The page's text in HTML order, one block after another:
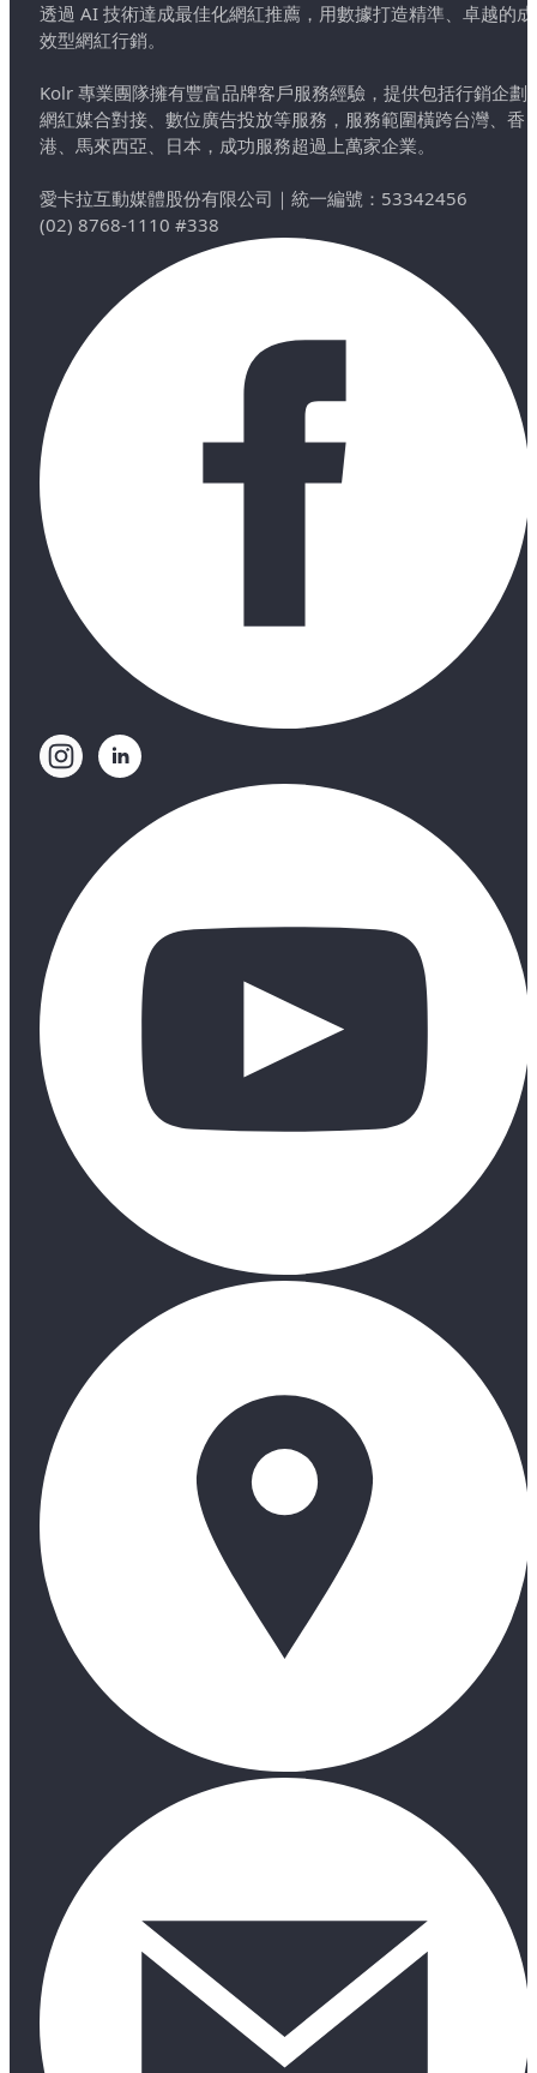
透過 AI 技術達成最佳化網紅推薦，用數據打造精準、卓越的成
效型網紅行銷。
Kolr 專業團隊擁有豐富品牌客戶服務經驗，提供包括行銷企劃
網紅媒合對接、數位廣告投放等服務，服務範圍橫跨台灣、香
港、馬來西亞、日本，成功服務超過上萬家企業。
愛卡拉互動媒體股份有限公司 ｜ 統一編號：53342456
(02) 8768-1110 #338